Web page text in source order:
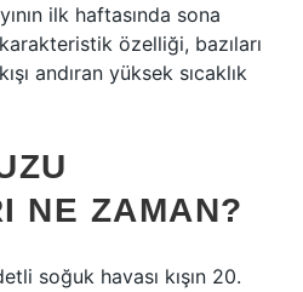
ilk haftasında sona
özelliği, bazıları
andıran yüksek sıcaklık
NE ZAMAN?
soğuk havası kışın 20.